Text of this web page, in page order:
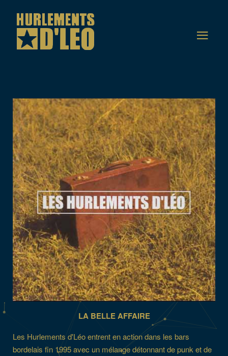
LA BELLE AFFAIRE
Les Hurlements d'Léo entrent en action dans les bars
bordelais fin 1995 avec un mélange détonnant de punk et de